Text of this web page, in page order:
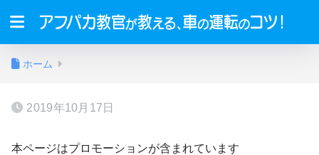
ホーム
2019年10月17日
本ページはプロモーションが含まれています